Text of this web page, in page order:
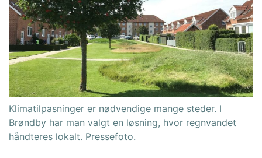
Klimatilpasninger er nødvendige mange steder. I
Brøndby har man valgt en løsning, hvor regnvandet
håndteres lokalt. Pressefoto.